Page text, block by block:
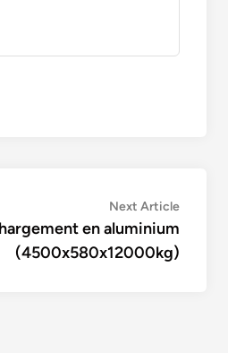
Next ArticleNext
en aluminium
(4500x580x12000kg)